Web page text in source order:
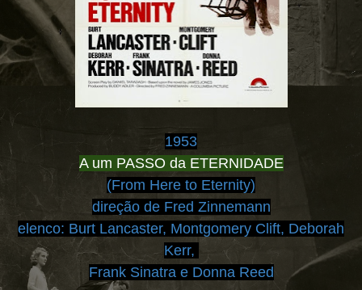
1953
A um PASSO da ETERNIDADE
(From Here to Eternity)
direção de Fred Zinnemann
elenco: Burt Lancaster, Montgomery Clift, Deborah
Kerr,
Frank Sinatra e Donna Reed